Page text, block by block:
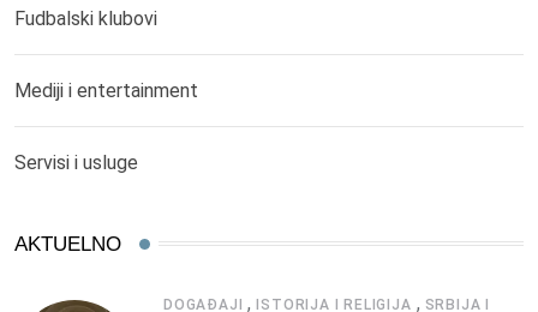
Fudbalski klubovi
Mediji i entertainment
Servisi i usluge
AKTUELNO
DOGAĐAJI ,ISTORIJA I RELIGIJA , SRBIJA I